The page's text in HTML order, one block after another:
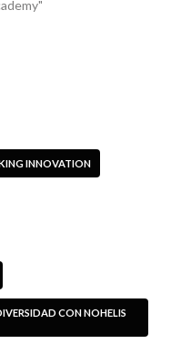
INNOVATION
CON NOHELIS